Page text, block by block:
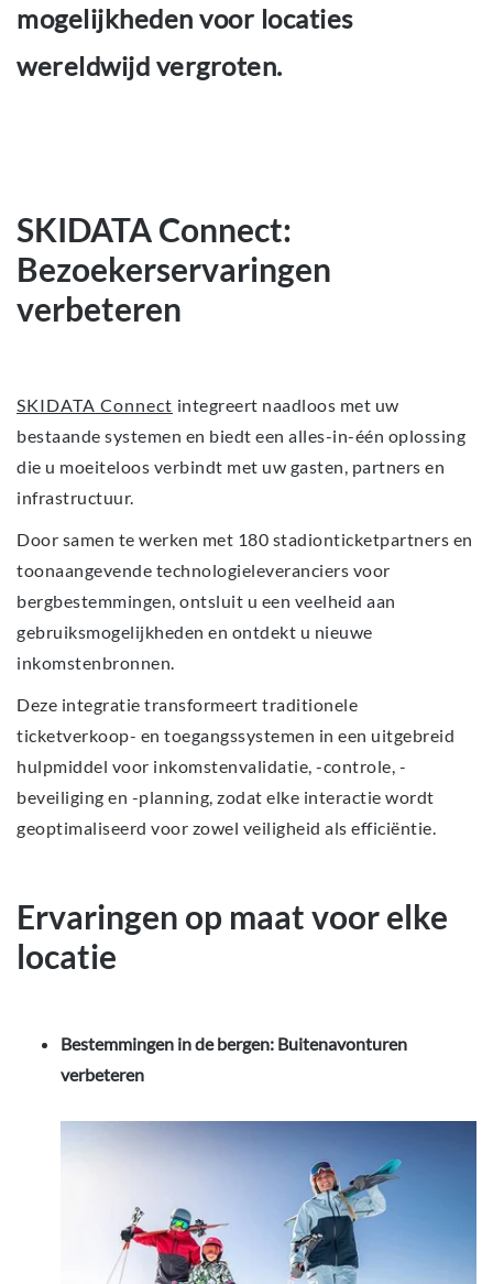
mogelijkheden voor locaties
wereldwijd vergroten.
SKIDATA Connect:
Bezoekerservaringen
verbeteren
SKIDATA Connect integreert naadloos met uw
bestaande systemen en biedt een alles-in-één oplossing
die u moeiteloos verbindt met uw gasten, partners en
infrastructuur.
Door samen te werken met 180 stadionticketpartners en
toonaangevende technologieleveranciers voor
bergbestemmingen, ontsluit u een veelheid aan
gebruiksmogelijkheden en ontdekt u nieuwe
inkomstenbronnen.
Deze integratie transformeert traditionele
ticketverkoop- en toegangssystemen in een uitgebreid
hulpmiddel voor inkomstenvalidatie, -controle, -
beveiliging en -planning, zodat elke interactie wordt
geoptimaliseerd voor zowel veiligheid als efficiëntie.
Ervaringen op maat voor elke
locatie
Bestemmingen in de bergen: Buitenavonturen
verbeteren